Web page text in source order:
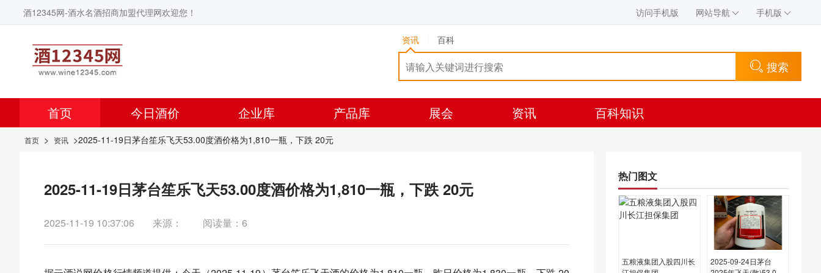
酒12345网-酒水名酒招商加盟代理网欢迎您！ 访问手机版 网站导航 手机版
资讯 百科
搜索
首页 今日酒价 企业库 产品库 展会 资讯 百科知识
首页 > 资讯 >2025-11-19日茅台笙乐飞天53.00度酒价格为1,810一瓶，下跌 20元
2025-11-19日茅台笙乐飞天53.00度酒价格为1,810一瓶，下跌 20元
2025-11-19 10:37:06 来源： 阅读量：6
热门图文
五粮液集团入股四川长
2025-09-24日茅台